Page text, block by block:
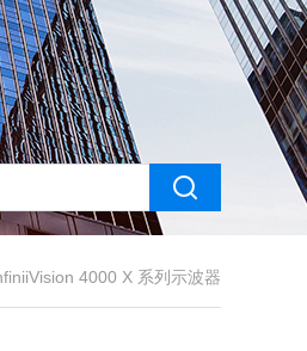
4000 X 系列示波器